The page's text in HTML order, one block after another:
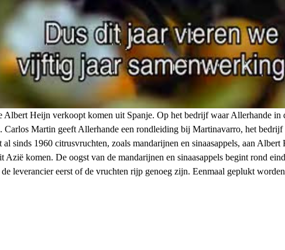
Albert Heijn verkoopt komen uit Spanje. Op het bedrijf waar Allerhande in
Carlos Martin geeft Allerhande een rondleiding bij Martinavarro, het
sinds 1960 citrusvruchten, zoals mandarijnen en sinaasappels, aan
komen. De oogst van de mandarijnen en sinaasappels begint rond
leverancier eerst of de vruchten rijp genoeg zijn. Eenmaal geplukt